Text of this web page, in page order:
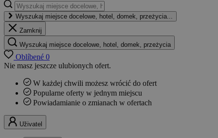
Wyszukaj miejsce docelowe, hotel, domek, przeżycia...
Zamknij
Wyszukaj miejsce docelowe, hotel, domek, przeżycia
Oblíbené 0
Nie masz jeszcze ulubionych ofert.
W każdej chwili możesz wrócić do ofert
Popularne oferty w jednym miejscu
Powiadamianie o zmianach w ofertach
Uživatel